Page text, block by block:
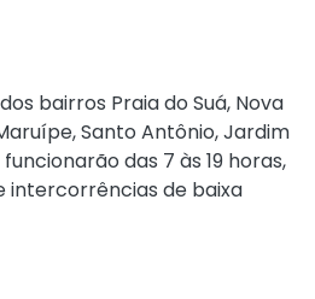
bairros Praia do Suá, Nova
Santo Antônio, Jardim
das 7 às 19 horas,
intercorrências de baixa